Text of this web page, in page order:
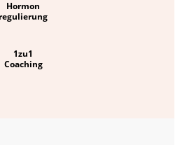
Hormon
regulierung
1zu1
Coaching